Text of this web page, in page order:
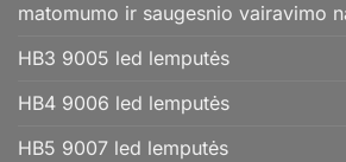
matomumo ir saugesnio vairavimo
HB3 9005 led lemputės
HB4 9006 led lemputės
HB5 9007 led lemputės